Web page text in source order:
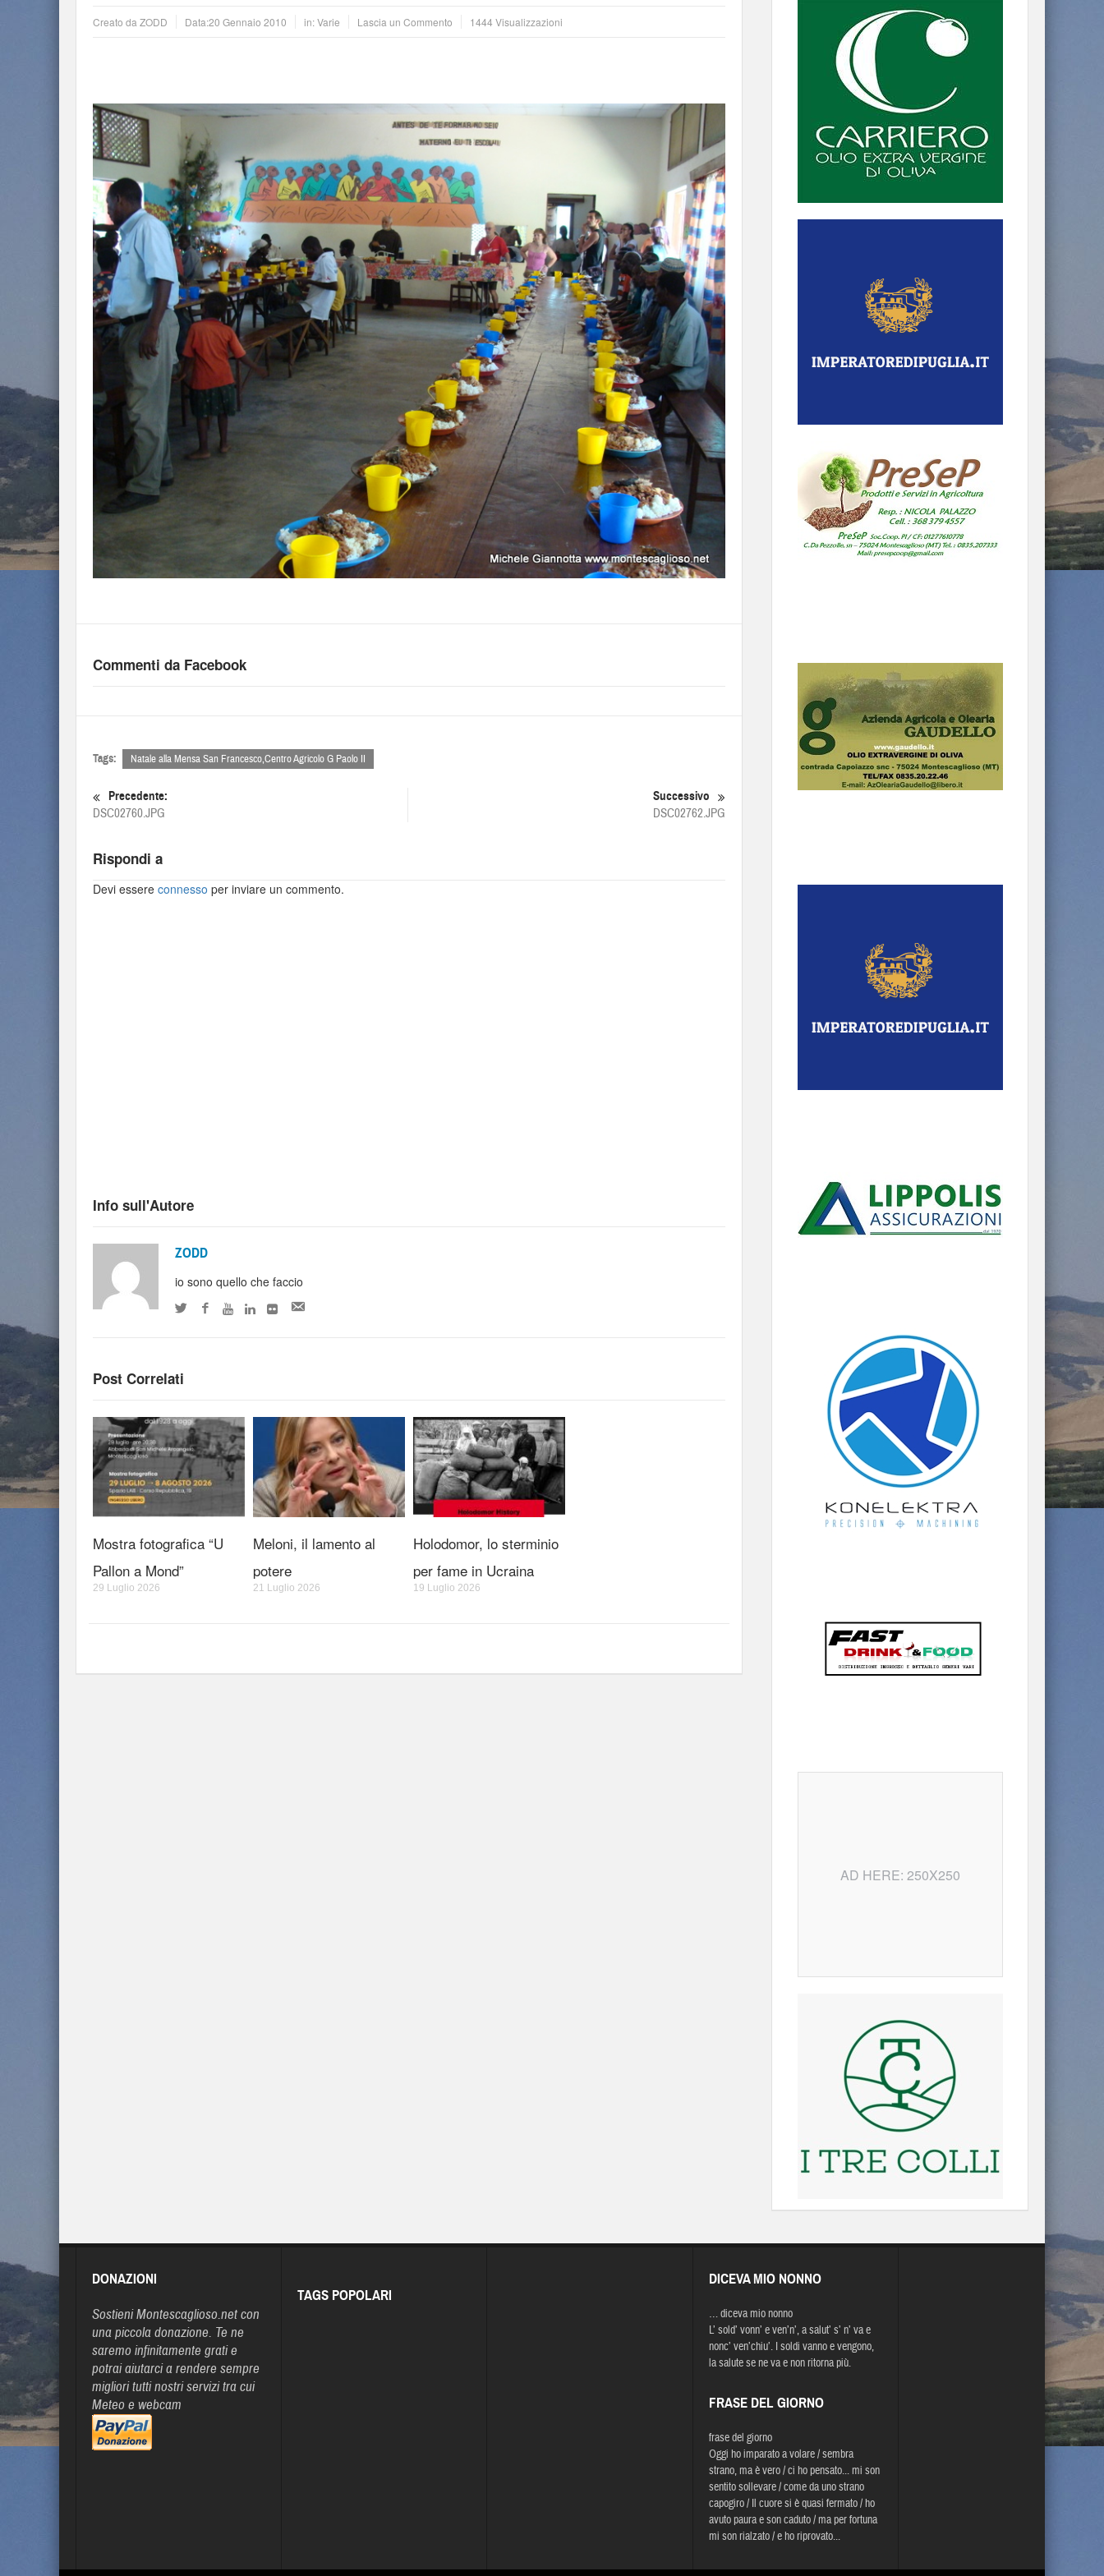
Creato da ZODD Data:20 Gennaio 2010 in:Varie Lascia un Commento 1444 Visualizzazioni
Commenti da Facebook
Tags: Natale alla Mensa San Francesco,Centro Agricolo G Paolo II
Precedente:
DSC02760.JPG
Successivo
DSC02762.JPG
Rispondi a
Devi essere connesso per inviare un commento.
Info sull'Autore
ZODD
io sono quello che faccio
Post Correlati
Mostra fotografica “U
Pallon a Mond”
29 Luglio 2026
Meloni, il lamento al
potere
21 Luglio 2026
Holodomor, lo sterminio
per fame in Ucraina
19 Luglio 2026
AD HERE: 250X250
DONAZIONI
Sostieni Montescaglioso.net con
una piccola donazione. Te ne
saremo infinitamente grati e
potrai aiutarci a rendere sempre
migliori tutti nostri servizi tra cui
Meteo e webcam
TAGS POPOLARI
DICEVA MIO NONNO
… diceva mio nonno
L’ sold’ vonn’ e ven’n’, a salut’ s’ n’ va e
nonc’ ven’chiu’. I soldi vanno e vengono,
la salute se ne va e non ritorna più.
FRASE DEL GIORNO
frase del giorno
Oggi ho imparato a volare / sembra
strano, ma è vero / ci ho pensato... mi son
sentito sollevare / come da uno strano
capogiro / Il cuore si è quasi fermato / ho
avuto paura e son caduto / ma per fortuna
mi son rialzato / e ho riprovato...